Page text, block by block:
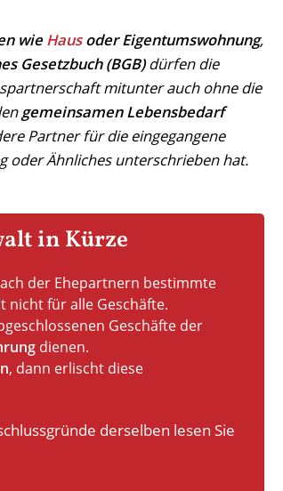
wieHausoder Eigentumswohnung,
Gesetzbuch (BGB)dürfen die
mitunter auch ohne die
gemeinsamen Lebensbedarf
Partner für die eingegangene
oder Ähnliches unterschrieben hat.
in Kürze
der Ehepartnern bestimmte
nicht für alle Geschäfte.
Geschäfte der
dienen.
, dann erlischt diese
derselben lesen Sie